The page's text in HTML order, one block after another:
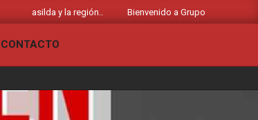
Casilda y la región.. Bienvenido a Grupo Liberado -
Navigation
CONTACTO